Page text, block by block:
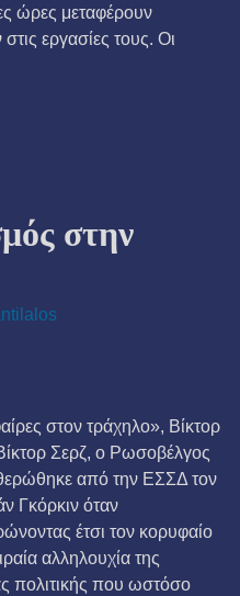
ώρες μεταφέρουν
εργασίες τους. Οι
στην
στον τράχηλο», Βίκτορ
Σερζ, ο Ρωσοβέλγος
από την ΕΣΣΔ τον
Γκόρκιν όταν
έτσι τον κορυφαίο
αλληλουχία της
πολιτικής που ωστόσο